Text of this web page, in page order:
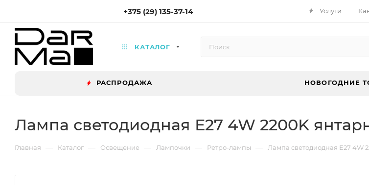
+375 (29) 135-37-14 Услуги
КАТАЛОГ
РАСПРОДАЖА НОВОГОДНИЕ
Лампа светодиодная Е27 4W 2200K
Главная — Каталог — Освещение — Лампочки — Ретро-лампы — Лампа светодиодная Е27 4W